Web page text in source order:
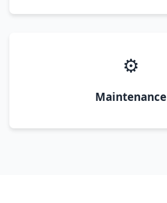
⚙️
Maintenance